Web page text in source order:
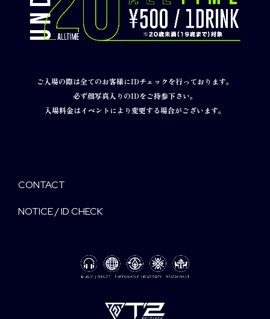
ご入場の際は全てのお客様にIDチェックを行っております。
必ず顔写真入りのIDをご持参下さい。
入場料金はイベントにより変更する場合がございます。
CONTACT
NOTICE / ID CHECK